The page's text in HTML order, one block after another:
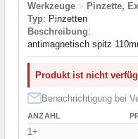
Werkzeuge > Pinzette,
Typ: Pinzetten
Beschreibung:
antimagnetisch spitz
Produkt ist nicht
Benachrichtigung bei
ANZAHL
1+